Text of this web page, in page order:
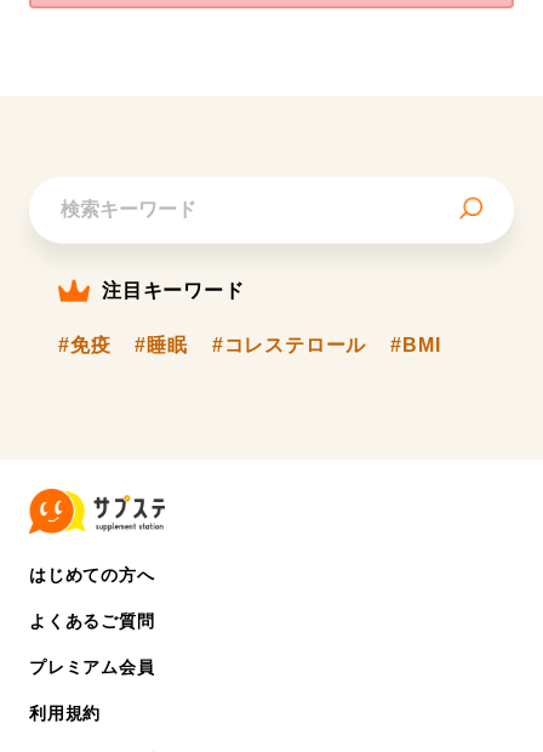
注目キーワード
#免疫 #睡眠 #コレステロール #BMI
はじめての方へ
よくあるご質問
プレミアム会員
利用規約